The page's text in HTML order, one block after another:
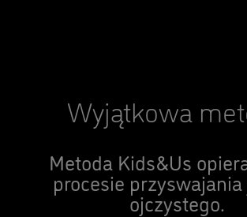
Wyjątkowa
Metoda Kids&Us
procesie
ojczystego.